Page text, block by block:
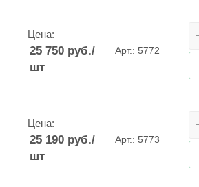
Цена:
25 750руб./
шт
Арт.: 5772
Цена:
25 190руб./
шт
Арт.: 5773